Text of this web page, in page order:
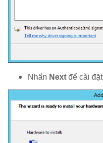
Nhấn Next để cài đặt